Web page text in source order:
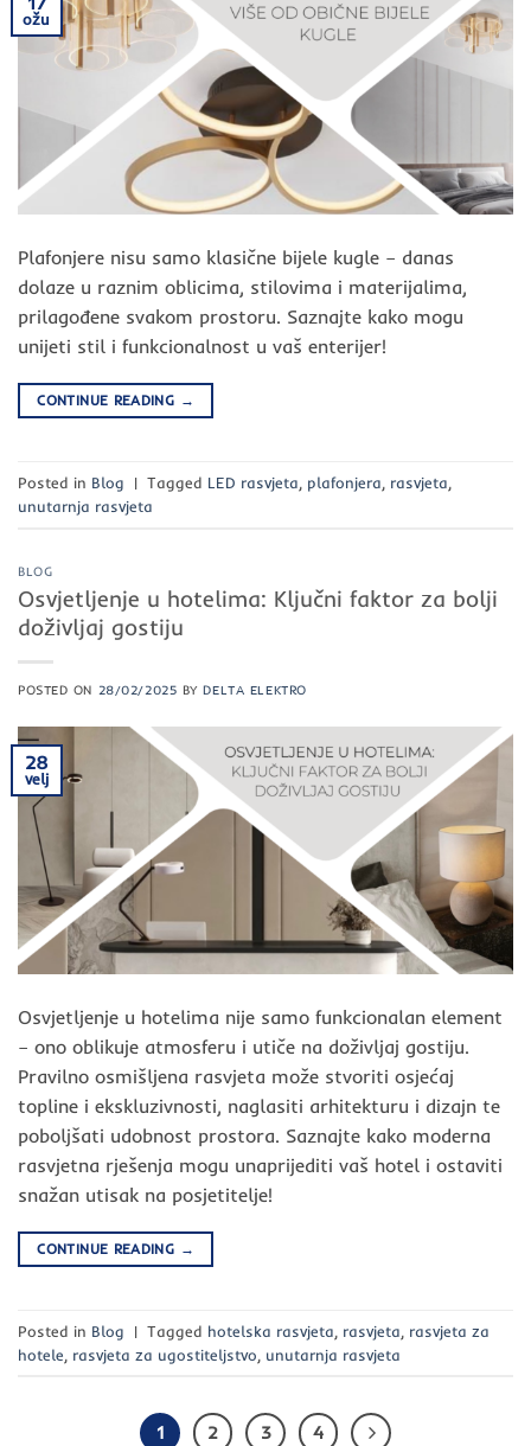
ožu
Plafonjere nisu samo klasične bijele kugle – danas
dolaze u raznim oblicima, stilovima i materijalima,
prilagođene svakom prostoru. Saznajte kako mogu
unijeti stil i funkcionalnost u vaš enterijer!
CONTINUE READING →
Posted in Blog | Tagged LED rasvjeta, plafonjera, rasvjeta,
unutarnja rasvjeta
BLOG
Osvjetljenje u hotelima: Ključni faktor za bolji
doživljaj gostiju
POSTED ON 28/02/2025 BYDELTA ELEKTRO
28
velj
Osvjetljenje u hotelima nije samo funkcionalan element
– ono oblikuje atmosferu i utiče na doživljaj gostiju.
Pravilno osmišljena rasvjeta može stvoriti osjećaj
topline i ekskluzivnosti, naglasiti arhitekturu i dizajn te
poboljšati udobnost prostora. Saznajte kako moderna
rasvjetna rješenja mogu unaprijediti vaš hotel i ostaviti
snažan utisak na posjetitelje!
CONTINUE READING →
Posted in Blog | Tagged hotelska rasvjeta, rasvjeta, rasvjeta za
hotele, rasvjeta za ugostiteljstvo, unutarnja rasvjeta
1 2 3 4